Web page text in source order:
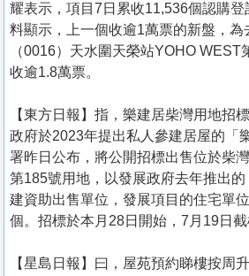
關
於
我
們
耀表示，項目7日累收11,536個認購
料顯示，上一個收逾1萬票的新盤，為
（0016）天水圍天榮站YOHO WEST
收逾1.8萬票。
【東方日報】指，樂建居柴灣用地招
政府於2023年提出私人參建居屋的「
署昨日公布，將公開招標出售位於柴
第185號用地，以發展政府去年推出
建資助出售單位，發展項目的住宅單
個。招標於本月28日開始，7月19日截
【星島日報】曰，屋苑預約睇樓按周